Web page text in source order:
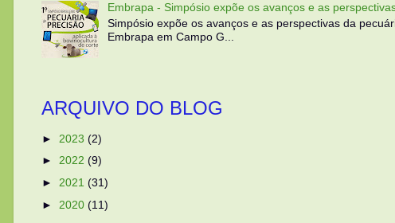
Embrapa - Simpósio expõe os avanços e as
Simpósio expõe os avanços e as perspectivas da
Embrapa em Campo G...
ARQUIVO DO BLOG
► 2023 (2)
► 2022 (9)
► 2021 (31)
► 2020 (11)